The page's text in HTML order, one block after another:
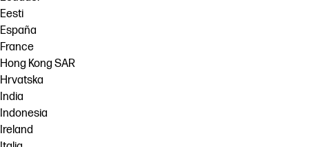
Eesti
España
France
Hong Kong SAR
Hrvatska
India
Indonesia
Ireland